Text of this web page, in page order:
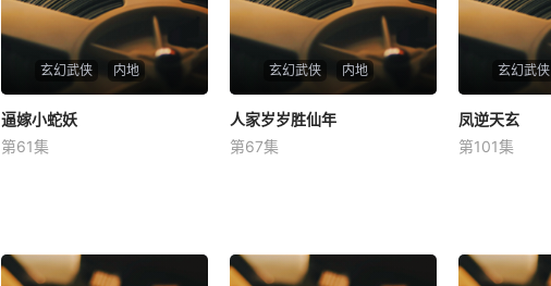
玄幻武侠 内地
逼嫁小蛇妖
未知
逼嫁小蛇妖
第61集
玄幻武侠 内地
人家岁岁胜仙年
未知
人家岁岁胜仙年
第67集
玄幻武侠
凤逆天玄
未知
凤逆天玄
第101集